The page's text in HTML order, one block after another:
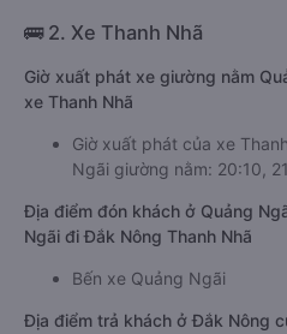
🚌 2. Xe Thanh Nhã
Giờ xuất phát xe giường nằm
xe Thanh Nhã
Giờ xuất phát của xe
Ngãi giường nằm: 20:10,
Địa điểm đón khách ở Quảng
Ngãi đi Đắk Nông Thanh Nhã
Bến xe Quảng Ngãi
Địa điểm trả khách ở Đắk Nông